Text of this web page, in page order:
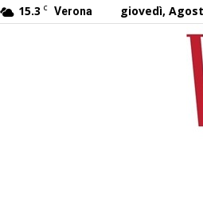
15.3 C Verona giovedì,